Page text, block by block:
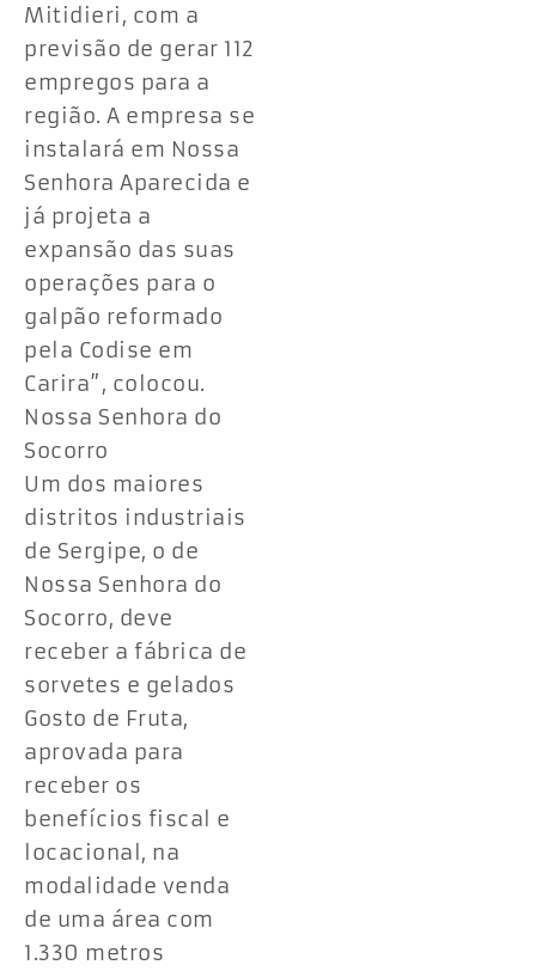
Mitidieri, com a
previsão de gerar 112
empregos para a
região. A empresa se
instalará em Nossa
Senhora Aparecida e
já projeta a
expansão das suas
operações para o
galpão reformado
pela Codise em
Carira”, colocou.
Nossa Senhora do
Socorro
Um dos maiores
distritos industriais
de Sergipe, o de
Nossa Senhora do
Socorro, deve
receber a fábrica de
sorvetes e gelados
Gosto de Fruta,
aprovada para
receber os
benefícios fiscal e
locacional, na
modalidade venda
de uma área com
1.330 metros